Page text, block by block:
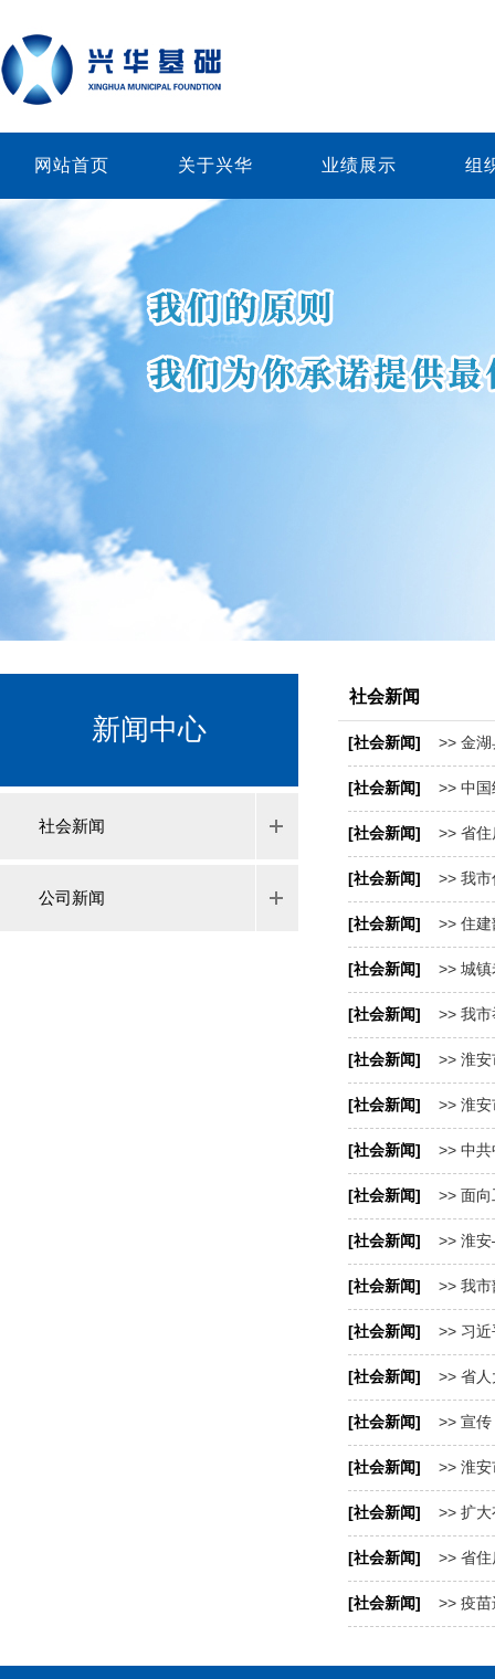
网站首页 关于兴华 业绩展示 组
新闻中心
社会新闻
公司新闻
社会新闻
[社会新闻] >> 金
[社会新闻] >> 中
[社会新闻] >> 省
[社会新闻] >> 我
[社会新闻] >> 住
[社会新闻] >> 城
[社会新闻] >> 我
[社会新闻] >> 淮安
[社会新闻] >> 淮
[社会新闻] >> 中
[社会新闻] >> 面
[社会新闻] >> 淮
[社会新闻] >> 我
[社会新闻] >> 习
[社会新闻] >> 省
[社会新闻] >> 宣
[社会新闻] >> 淮安
[社会新闻] >> 扩大
[社会新闻] >> 省
[社会新闻] >> 疫